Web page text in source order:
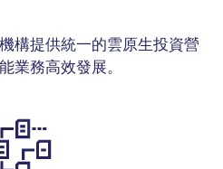
構提供統一的雲原生投資營
業務高效發展。